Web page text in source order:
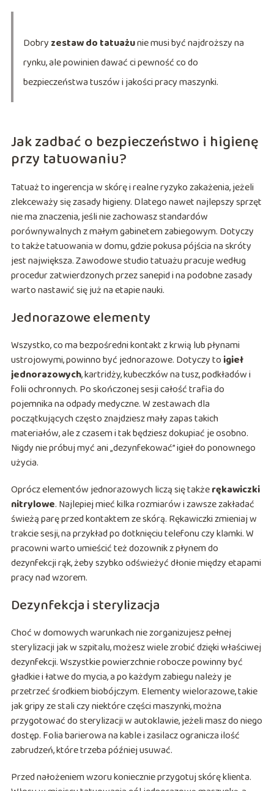
Dobry zestaw do tatuażunie musi być najdroższy na
rynku, ale powinien dawać ci pewność co do
bezpieczeństwa tuszów i jakości pracy maszynki.
Jak zadbać o bezpieczeństwo i higienę
przy tatuowaniu?
Tatuaż to ingerencja w skórę i realne ryzyko zakażenia, jeżeli
zlekceważy się zasady higieny. Dlatego nawet najlepszy sprzęt
nie ma znaczenia, jeśli nie zachowasz standardów
porównywalnych z małym gabinetem zabiegowym. Dotyczy
to także tatuowania w domu, gdzie pokusa pójścia na skróty
jest największa. Zawodowe studio tatuażu pracuje według
procedur zatwierdzonych przez sanepid i na podobne zasady
warto nastawić się już na etapie nauki.
Jednorazowe elementy
Wszystko, co ma bezpośredni kontakt z krwią lub płynami
ustrojowymi, powinno być jednorazowe. Dotyczy to igieł
jednorazowych, kartridży, kubeczków na tusz, podkładów i
folii ochronnych. Po skończonej sesji całość trafia do
pojemnika na odpady medyczne. W zestawach dla
początkujących często znajdziesz mały zapas takich
materiałów, ale z czasem i tak będziesz dokupiać je osobno.
Nigdy nie próbuj myć ani „dezynfekować” igieł do ponownego
użycia.
Oprócz elementów jednorazowych liczą się takżerękawiczki
nitrylowe. Najlepiej mieć kilka rozmiarów i zawsze zakładać
świeżą parę przed kontaktem ze skórą. Rękawiczki zmieniaj w
trakcie sesji, na przykład po dotknięciu telefonu czy klamki. W
pracowni warto umieścić też dozownik z płynem do
dezynfekcji rąk, żeby szybko odświeżyć dłonie między etapami
pracy nad wzorem.
Dezynfekcja i sterylizacja
Choć w domowych warunkach nie zorganizujesz pełnej
sterylizacji jak w szpitalu, możesz wiele zrobić dzięki właściwej
dezynfekcji. Wszystkie powierzchnie robocze powinny być
gładkie i łatwe do mycia, a po każdym zabiegu należy je
przetrzeć środkiem biobójczym. Elementy wielorazowe, takie
jak gripy ze stali czy niektóre części maszynki, można
przygotować do sterylizacji w autoklawie, jeżeli masz do niego
dostęp. Folia barierowa na kable i zasilacz ogranicza ilość
zabrudzeń, które trzeba później usuwać.
Przed nałożeniem wzoru koniecznie przygotuj skórę klienta.